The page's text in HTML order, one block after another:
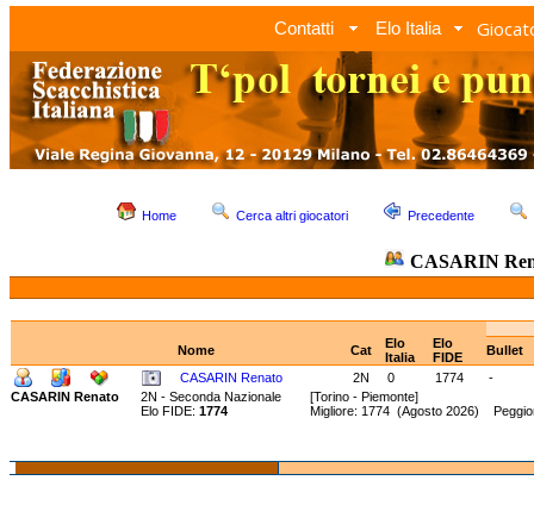
Contatti Elo Italia
Home Cerca altri giocatori Precedente
CASARIN
Nome Cat
Elo
Italia
Elo
FIDE
Bullet
CASARIN Renato
2N 0 1774
-
CASARIN Renato
2N - Seconda Nazionale [Torino - Piemonte]
Elo FIDE: 1774 Migliore: 1774 (Agosto 2026)